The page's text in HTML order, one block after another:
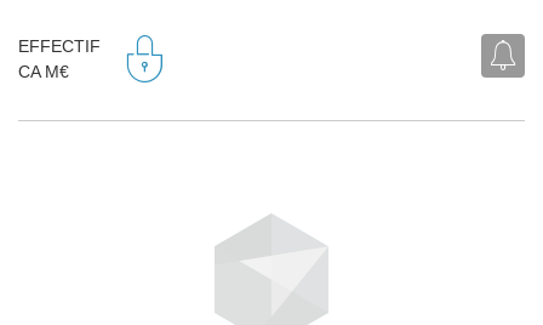
EFFECTIF
CA M€